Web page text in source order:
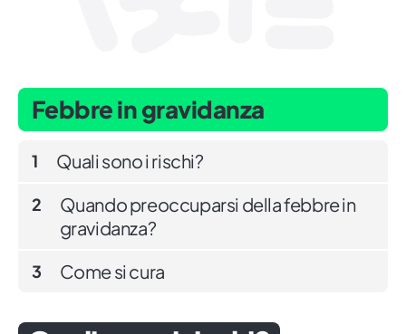
Febbre in gravidanza
1 Quali sono i rischi?
2
Quando preoccuparsi della febbre in
gravidanza?
3 Come si cura